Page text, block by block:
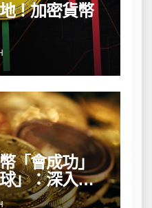
！加密貨幣
「會成功」
」：深入解